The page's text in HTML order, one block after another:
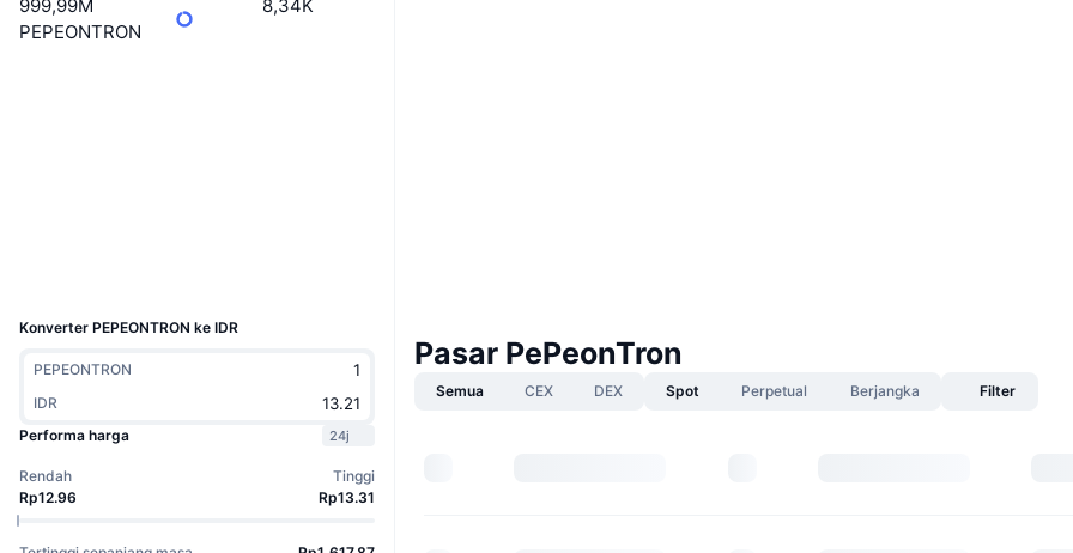
999,99M
PEPEONTRON
8,34K
Konverter PEPEONTRON ke IDR
PEPEONTRON
IDR
Performa harga
24j
Rendah
Rp12.96
Tinggi
Rp13.31
Pasar PePeonTron
Semua CEX DEX Spot Perpetual Berjangka Filter